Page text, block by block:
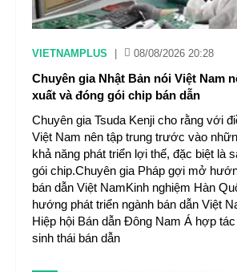
VIETNAMPLUS 08/08/2026 20:28
Chuyên gia Nhật Bản nói Việt Nam
xuất và đóng gói chip bán dẫn
Chuyên gia Tsuda Kenji cho rằng với
Việt Nam nên tập trung trước vào
khả năng phát triển lợi thế, đặc biệt là
gói chip.Chuyên gia Pháp gợi mở
bán dẫn Việt NamKinh nghiệm Hàn
hướng phát triển ngành bán dẫn Việt
Hiệp hội Bán dẫn Đông Nam Á hợp
sinh thái bán dẫn